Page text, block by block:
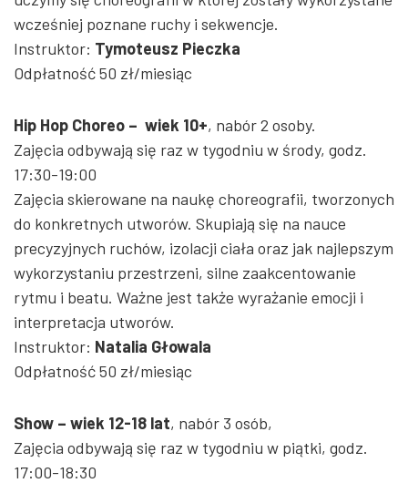
wcześniej poznane ruchy i sekwencje.
Instruktor: Tymoteusz Pieczka
Odpłatność 50 zł/miesiąc
Hip Hop Choreo – wiek 10+, nabór 2 osoby.
Zajęcia odbywają się raz w tygodniu w środy, godz.
17:30-19:00
Zajęcia skierowane na naukę choreografii, tworzonych
do konkretnych utworów. Skupiają się na nauce
precyzyjnych ruchów, izolacji ciała oraz jak najlepszym
wykorzystaniu przestrzeni, silne zaakcentowanie
rytmu i beatu. Ważne jest także wyrażanie emocji i
interpretacja utworów.
Instruktor: Natalia Głowala
Odpłatność 50 zł/miesiąc
Show – wiek 12-18 lat, nabór 3 osób,
Zajęcia odbywają się raz w tygodniu w piątki, godz.
17:00-18:30